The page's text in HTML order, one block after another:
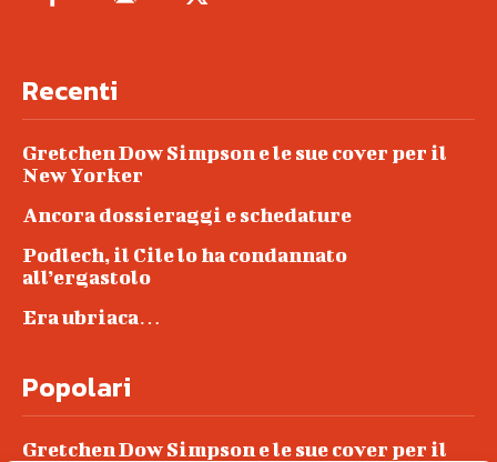
Recenti
Gretchen Dow Simpson e le sue cover per il
New Yorker
Ancora dossieraggi e schedature
Podlech, il Cile lo ha condannato
all’ergastolo
Era ubriaca…
Popolari
Gretchen Dow Simpson e le sue cover per il